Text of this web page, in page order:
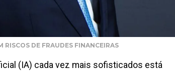
RISCOS DE FRAUDES FINANCEIRAS
(IA) cada vez mais sofisticados está